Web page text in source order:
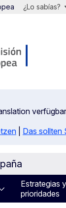
¿Lo sabías?
Das sollten
Estrategias y
prioridades